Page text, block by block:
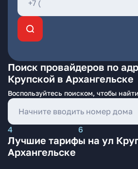
Поиск провайдеров по
Крупской в Архангельске
Воспользуйтесь поиском, чтобы
4 6
Лучшие тарифы на ул
Архангельске